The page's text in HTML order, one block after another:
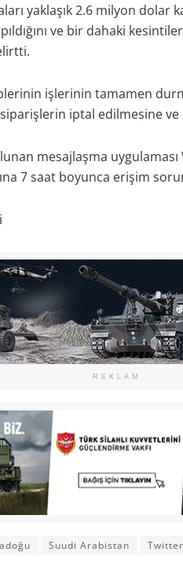
yaklaşık 2.6 milyon dolar
ve bir dahaki
işlerinin tamamen
iptal edilmesine ve
mesajlaşma
7 saat boyunca erişim
REKLAM
Suudi Arabistan Twitter